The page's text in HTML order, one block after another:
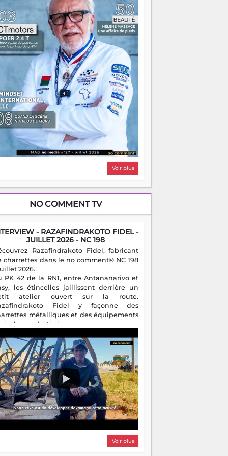
on pourrait s'arrêter là, applaudir et
chez soi satisfait. Mais ce serait
à côté d'une chose essentielle. La
ça brûle fort — et parfois, ça brûle
Une flamme sans direction peut
autant qu'elle peut consumer. C'est
que les aînés entrent en scène — pas
reprendre le gouvernail, mais pour
où sont les récifs. Les jeunes ont la
les vieux ont l'expérience, comme on
Ce n'est pas un combat de générations
c'est une question d'équipage. Partagez
réussites, mais aussi vos échecs. Surtout
échecs, d'ailleurs — ils enseignent
que n'importe quel manuel. À
la barque avance. Il faut juste
que tout le monde rame dans le
Voir plus
NO COMMENT TV
- RAZAFINDRAKOTO FIDEL -
JUILLET 2026 - NC 198
Razafindrakoto Fidel, fabricant
charrettes dans le no comment® NC 198
2026.
PK 42 de la RN1, entre Antananarivo et
les étincelles jaillissent derrière un
atelier ouvert sur la route.
Fidel y façonne des
métalliques et des équipements
destinés aux campagnes
il perpétue un métier discret mais
Voir plus